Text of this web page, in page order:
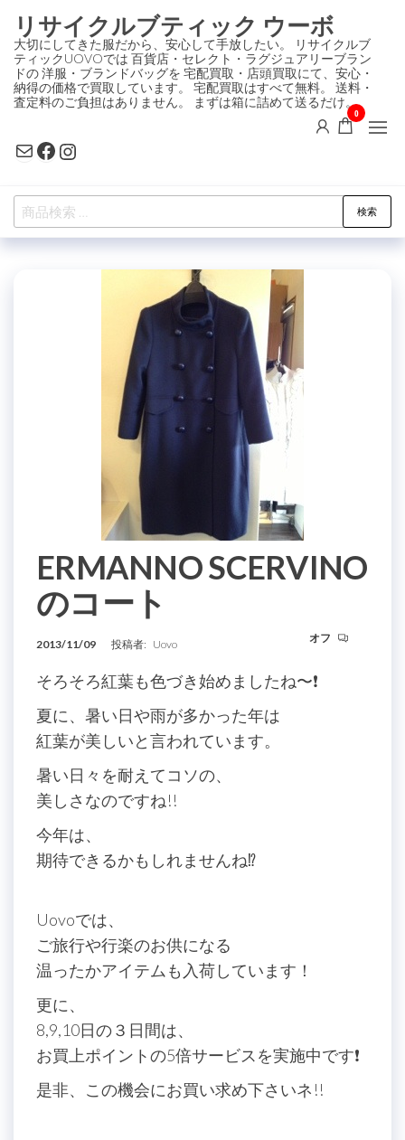
ン
テ
ン
ツ
プ
リサイクルブティック ウーボ
大切にしてきた服だから、安心して手放したい。 リサイクルブ
ティックUOVOでは 百貨店・セレクト・ラグジュアリーブラン
ドの 洋服・ブランドバッグを 宅配買取・店頭買取にて、安心・
納得の価格で買取しています。 宅配買取はすべて無料。 送料・
査定料のご負担はありません。 まずは箱に詰めて送るだけ。
MailFacebook
Instagram
0
検
索
検索
ERMANNO SCERVINO
のコート
2013/11/09 投稿者: Uovo オフ
そろそろ紅葉も色づき始めましたね〜❗
夏に、暑い日や雨が多かった年は
紅葉が美しいと言われています。
暑い日々を耐えてコソの、
美しさなのですね!!
今年は、
期待できるかもしれませんね⁉
Uovoでは、
ご旅行や行楽のお供になる
温ったかアイテムも入荷しています！
更に、
8,9,10日の３日間は、
お買上ポイントの5倍サービスを実施中です❗
是非、この機会にお買い求め下さいネ!!